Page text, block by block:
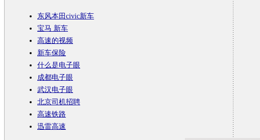
东风本田civic新车
宝马 新车
高速的视频
新车保险
什么是电子眼
成都电子眼
武汉电子眼
北京司机招聘
高速铁路
迅雷高速